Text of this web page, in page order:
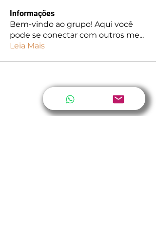
Informações
Bem-vindo ao grupo! Aqui você
pode se conectar com outros me...
Leia Mais
SOBRE A DESIGNER
PORTFÓLIO
MEDIDAS DO ANEL